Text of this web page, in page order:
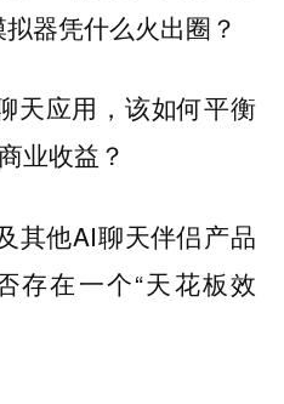
器凭什么火出圈？
天应用，该如何平衡
业收益？
其他AI聊天伴侣产品
存在一个“天花板效